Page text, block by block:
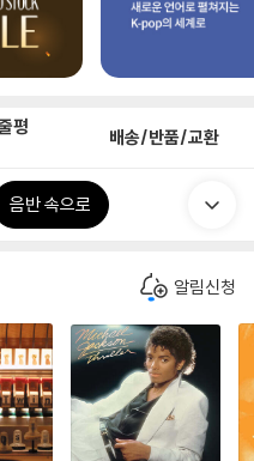
평 배송/반품/교환
음반 속으로
알림신청